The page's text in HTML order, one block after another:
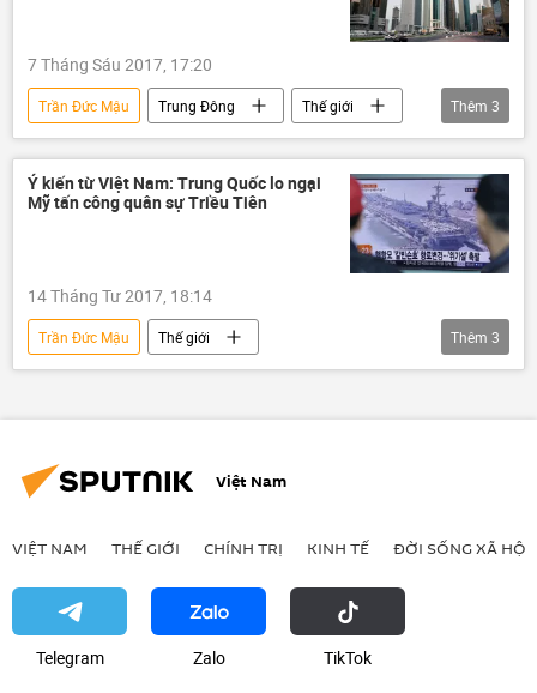
7 Tháng Sáu 2017, 17:20
Trần Đức Mậu Trung Đông
Thế giới
Quan điểm-Ý kiến
Qatar
Xì căng đan ngoại giao xung quanh Qatar
Thêm 3
Ý kiến từ Việt Nam: Trung Quốc lo ngại
Mỹ tấn công quân sự Triều Tiên
14 Tháng Tư 2017, 18:14
Trần Đức Mậu
Thế giới
Quan điểm-Ý kiến
Châu Á
Thêm 3
Việt Nam
VIỆT NAM THẾ GIỚI CHÍNH TRỊ KINH TẾ ĐỜI SỐNG XÃ HỘI
Telegram Zalo ТikТоk